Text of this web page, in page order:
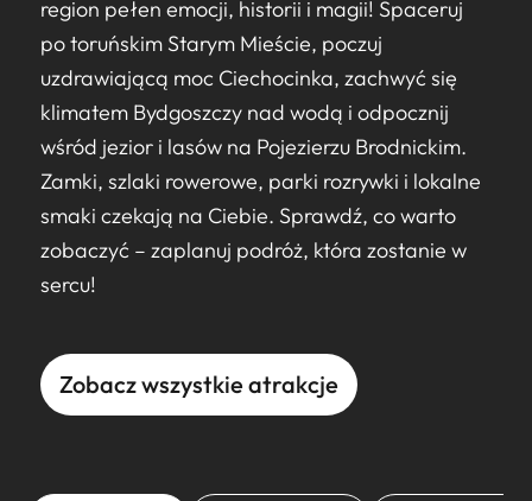
region pełen emocji, historii i magii! Spaceruj
po toruńskim Starym Mieście, poczuj
uzdrawiającą moc Ciechocinka, zachwyć się
klimatem Bydgoszczy nad wodą i odpocznij
wśród jezior i lasów na Pojezierzu Brodnickim.
Zamki, szlaki rowerowe, parki rozrywki i lokalne
smaki czekają na Ciebie. Sprawdź, co warto
zobaczyć – zaplanuj podróż, która zostanie w
sercu!
Zobacz wszystkie atrakcje